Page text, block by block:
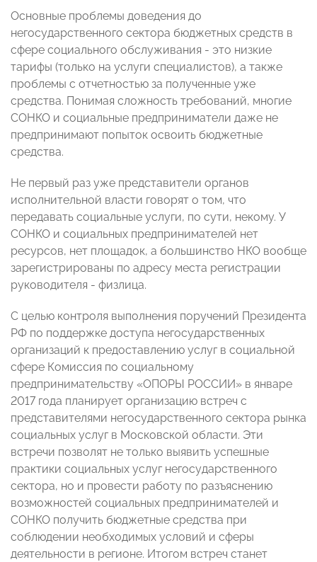
Основные проблемы доведения до
негосударственного сектора бюджетных средств в
сфере социального обслуживания - это низкие
тарифы (только на услуги специалистов), а также
проблемы с отчетностью за полученные уже
средства. Понимая сложность требований, многие
СОНКО и социальные предприниматели даже не
предпринимают попыток освоить бюджетные
средства.
Не первый раз уже представители органов
исполнительной власти говорят о том, что
передавать социальные услуги, по сути, некому. У
СОНКО и социальных предпринимателей нет
ресурсов, нет площадок, а большинство НКО вообще
зарегистрированы по адресу места регистрации
руководителя - физлица.
С целью контроля выполнения поручений Президента
РФ по поддержке доступа негосударственных
организаций к предоставлению услуг в социальной
сфере Комиссия по социальному
предпринимательству «ОПОРЫ РОССИИ» в январе
2017 года планирует организацию встреч с
представителями негосударственного сектора рынка
социальных услуг в Московской области. Эти
встречи позволят не только выявить успешные
практики социальных услуг негосударственного
сектора, но и провести работу по разъяснению
возможностей социальных предпринимателей и
СОНКО получить бюджетные средства при
соблюдении необходимых условий и сферы
деятельности в регионе. Итогом встреч станет